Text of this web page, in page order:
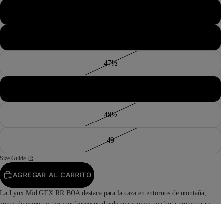
47½
48½
49
Size Guide
AGREGAR AL CARRITO
La Lynx Mid GTX RR BOA destaca para la caza en entornos de montaña,